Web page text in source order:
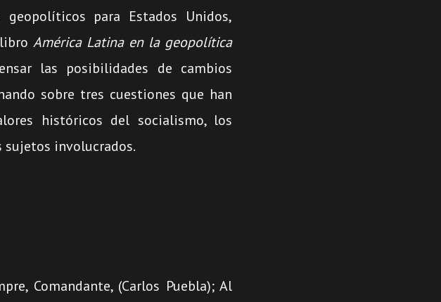
para Estados Unidos,
América Latina en la geopolítica
las posibilidades de cambios
sobre tres cuestiones que han
históricos del socialismo, los
sujetos involucrados.
Comandante, (Carlos Puebla); Al